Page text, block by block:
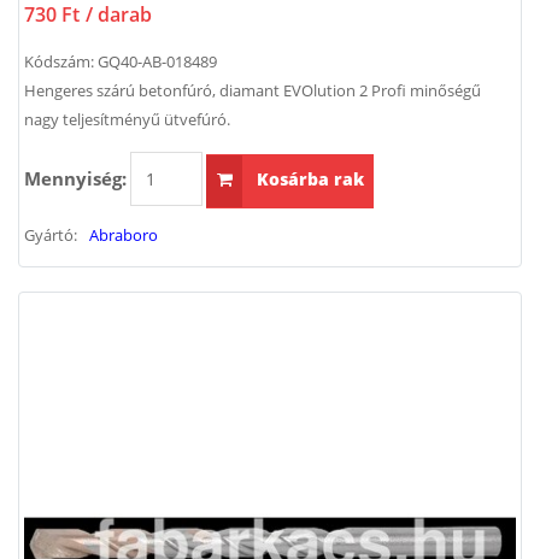
730 Ft / darab
Kódszám:GQ40-AB-018489
Hengeres szárú betonfúró, diamant EVOlution 2 Profi minőségű
nagy teljesítményű ütvefúró.
Mennyiség: Kosárba rak
Gyártó: Abraboro